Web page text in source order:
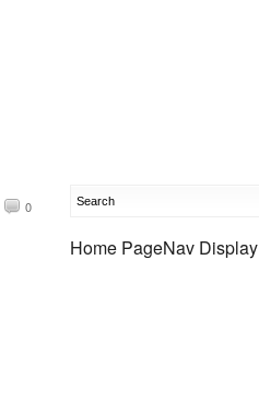
0
Home PageNav Display